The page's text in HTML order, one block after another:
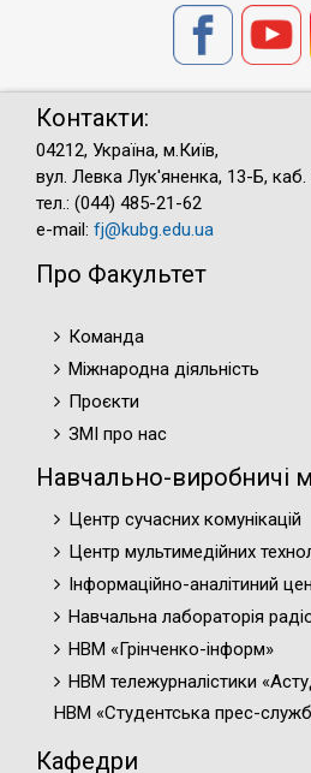
Контакти:
04212, Україна, м.Київ,
вул. Левка Лук'яненка, 13-Б, каб.
тел.: (044) 485-21-62
e-mail: fj@kubg.edu.ua
Про Факультет
Команда
Міжнародна діяльність
Проєкти
ЗМІ про нас
Навчально-виробничі
Центр сучасних комунікацій
Центр мультимедійних
Інформаційно-аналітиний
Навчальна лабораторія
НВМ «Грінченко-інформ»
НВМ тележурналістики
НВМ «Студентська прес-
Кафедри